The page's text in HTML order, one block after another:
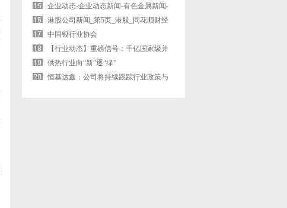
企业动态-企业动态新闻-有色金属新闻-
中
港股公司新闻_第5页_港股_同花顺财经
中国银行业协会
【行业动态】重磅信号：千亿国家级并
购基金
供热行业向“新”逐“绿”
恒基达鑫：公司将持续跟踪行业政策与